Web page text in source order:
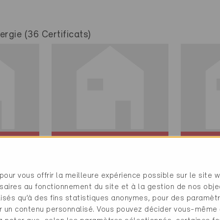
(36 Certificats)
Immensee 6405
Nouvelle
construction, Habitat
vous offrir la meilleure expérience possible sur le site
au fonctionnement du site et à la gestion de nos
qu’à des fins statistiques anonymes, pour des
un contenu personnalisé. Vous pouvez décider vous-